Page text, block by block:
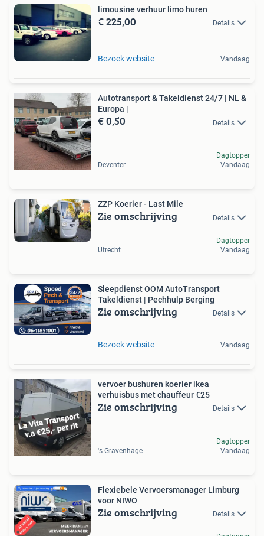
limousine verhuur limo huren
€ 225,00 Details
Bezoek website Vandaag
Autotransport & Takeldienst 24/7 | NL &
Europa |
€ 0,50 Details
Deventer
Dagtopper
Vandaag
ZZP Koerier - Last Mile
Zie omschrijving Details
Utrecht
Dagtopper
Vandaag
Sleepdienst OOM AutoTransport
Takeldienst | Pechhulp Berging
Zie omschrijving Details
Bezoek website Vandaag
vervoer bushuren koerier ikea
verhuisbus met chauffeur €25
Zie omschrijving Details
's-Gravenhage
Dagtopper
Vandaag
Flexiebele Vervoersmanager Limburg
voor NIWO
Zie omschrijving Details